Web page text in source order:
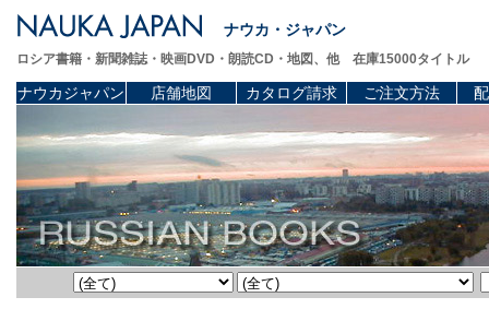
ナウカ・ジャパン
ロシア書籍・新聞雑誌・映画DVD・朗読CD・地図、他 在庫15000タイトル
ナウカジャパン 店舗地図 カタログ請求 ご注文方法